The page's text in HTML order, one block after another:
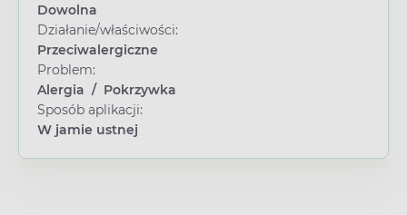
Dowolna
Działanie/właściwości:
Przeciwalergiczne
Problem:
Alergia / Pokrzywka
Sposób aplikacji:
W jamie ustnej